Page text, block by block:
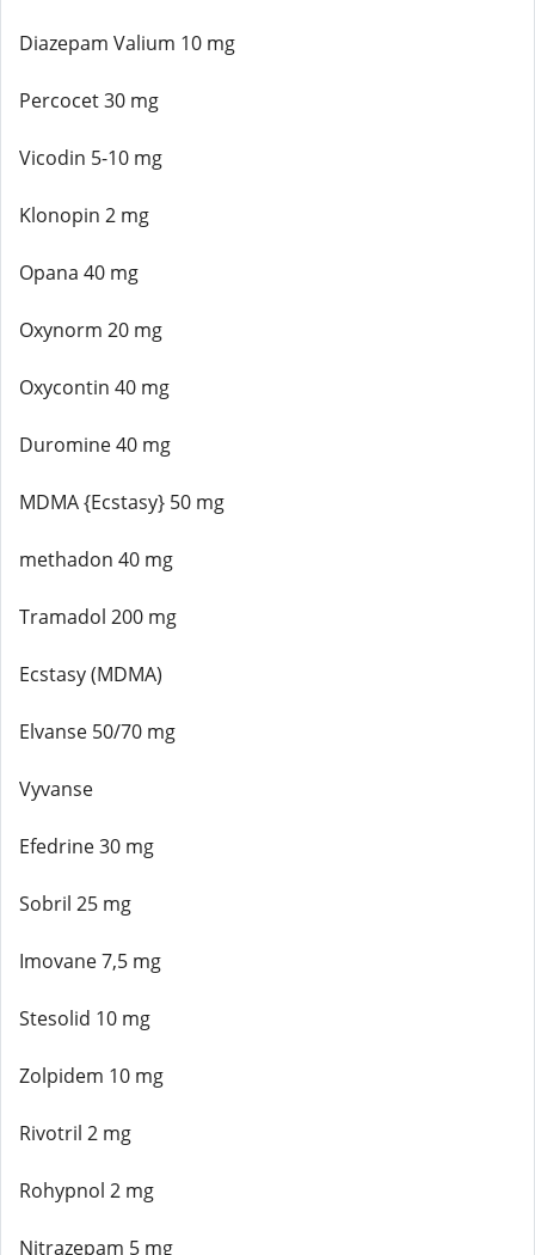
Diazepam Valium 10 mg
Percocet 30 mg
Vicodin 5-10 mg
Klonopin 2 mg
Opana 40 mg
Oxynorm 20 mg
Oxycontin 40 mg
Duromine 40 mg
MDMA {Ecstasy} 50 mg
methadon 40 mg
Tramadol 200 mg
Ecstasy (MDMA)
Elvanse 50/70 mg
Vyvanse
Efedrine 30 mg
Sobril 25 mg
Imovane 7,5 mg
Stesolid 10 mg
Zolpidem 10 mg
Rivotril 2 mg
Rohypnol 2 mg
Nitrazepam 5 mg